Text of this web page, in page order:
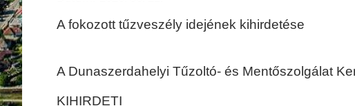
A fokozott tűzveszély idejének kihirdetése
A Dunaszerdahelyi Tűzoltó- és Mentőszolgálat
KIHIRDETI